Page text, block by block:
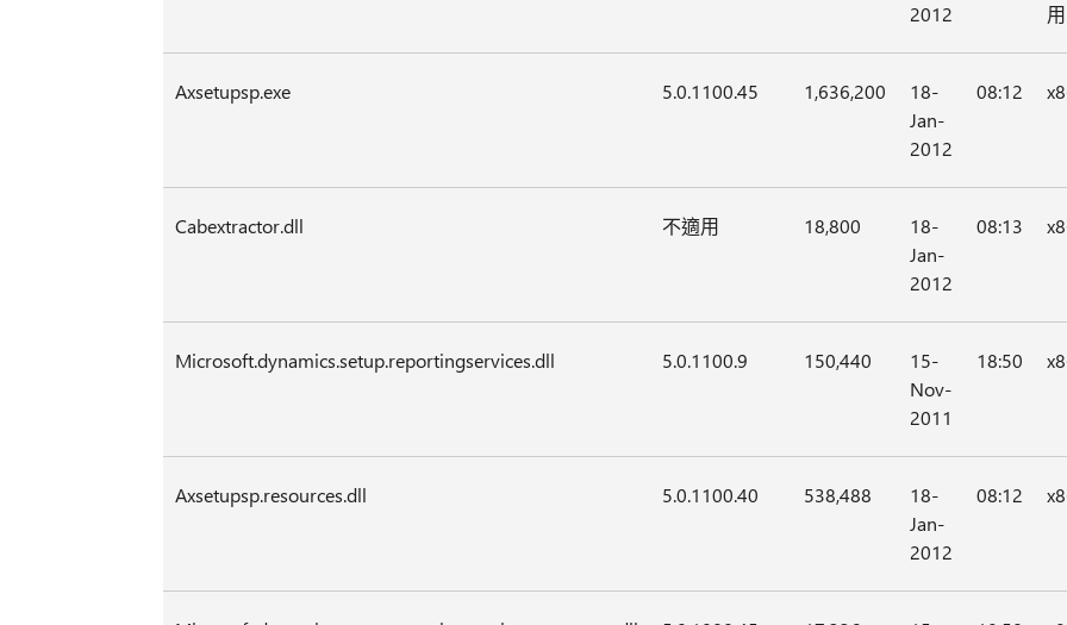
2012
用
Axsetupsp.exe 5.0.1100.45 1,636,200
18-
Jan-
2012
08:12
Cabextractor.dll 不適用 18,800
18-
Jan-
2012
08:13
Microsoft.dynamics.setup.reportingservices.dll 5.0.1100.9 150,440
15-
Nov-
2011
18:50
Axsetupsp.resources.dll 5.0.1100.40 538,488
18-
Jan-
2012
08:12